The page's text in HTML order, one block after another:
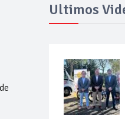
Ultimos